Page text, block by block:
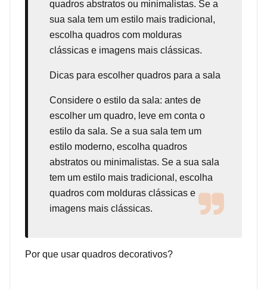
quadros abstratos ou minimalistas. Se a
sua sala tem um estilo mais tradicional,
escolha quadros com molduras
clássicas e imagens mais clássicas.
Dicas para escolher quadros para a sala
Considere o estilo da sala: antes de
escolher um quadro, leve em conta o
estilo da sala. Se a sua sala tem um
estilo moderno, escolha quadros
abstratos ou minimalistas. Se a sua sala
tem um estilo mais tradicional, escolha
quadros com molduras clássicas e
imagens mais clássicas.
Por que usar quadros decorativos?